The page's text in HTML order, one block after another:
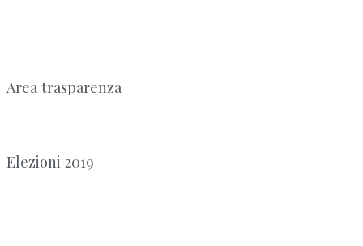
Area trasparenza
Elezioni 2019